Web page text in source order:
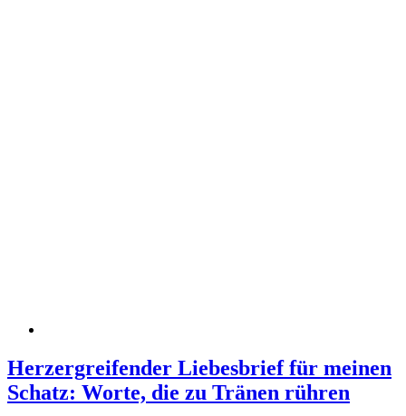
Herzergreifender Liebesbrief für meinen
Schatz: Worte, die zu Tränen rühren